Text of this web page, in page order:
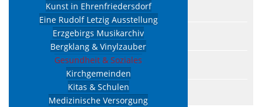
Kunst in Ehrenfriedersdorf
Eine Rudolf Letzig Ausstellung
Erzgebirgs Musikarchiv
Bergklang & Vinylzauber
Gesundheit & Soziales
Kirchgemeinden
Kitas & Schulen
Medizinische Versorgung
Formulare zum Download
Beteiligungen
Bürgerpolizist Ehrenfriedersdorf